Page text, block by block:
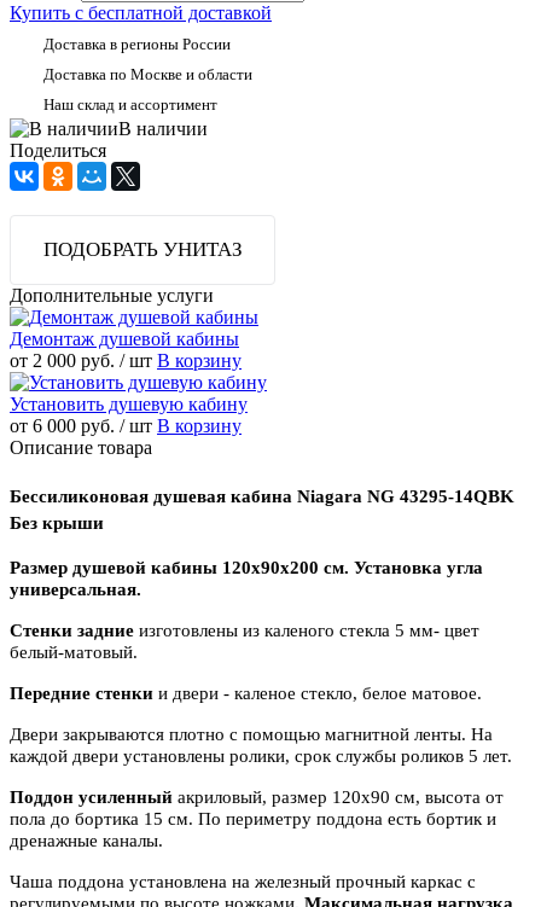
Купить с бесплатной доставкой
Доставка в регионы России
Доставка по Москве и области
Наш склад и ассортимент
В наличии
Поделиться
ПОДОБРАТЬ УНИТАЗ
Дополнительные услуги
Демонтаж душевой кабины
от 2 000 руб. / шт В корзину
Установить душевую кабину
от 6 000 руб. / шт В корзину
Описание товара
Бессиликоновая душевая кабина Niagara NG 43295-14QBK
Без крыши
Размер душевой кабины 120x90x200 см. Установка угла
универсальная.
Стенки задние изготовлены из каленого стекла 5 мм- цвет
белый-матовый.
Передние стенки и двери - каленое стекло, белое матовое.
Двери закрываются плотно с помощью магнитной ленты. На
каждой двери установлены ролики, срок службы роликов 5 лет.
Поддон усиленный акриловый, размер 120x90 см, высота от
пола до бортика 15 см. По периметру поддона есть бортик и
дренажные каналы.
Чаша поддона установлена на железный прочный каркас с